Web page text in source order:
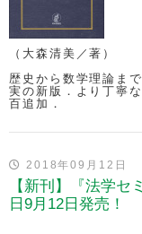
（大森清美／著）
歴史から数学理論ま
実の新版．より丁寧
百追加．
2018年09月12日
【新刊】『法学セ
日9月12日発売！